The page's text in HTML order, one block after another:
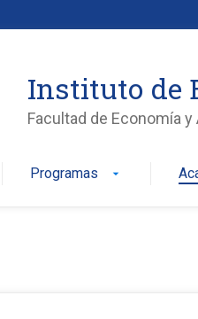
Instituto de
Facultad de Economía
Programas arrow_drop_down